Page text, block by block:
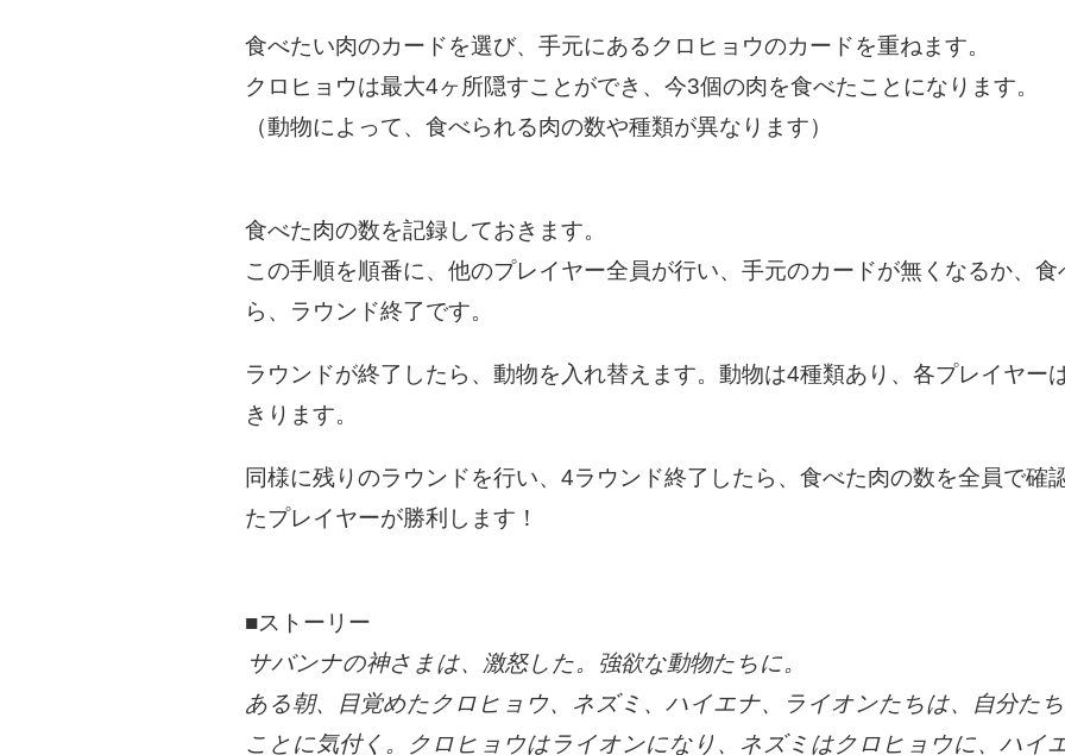
食べたい肉のカードを選び、手元にあるクロヒョウのカードを重ねます。
クロヒョウは最大4ヶ所隠すことができ、今3個の肉を食べたことになります。
（動物によって、食べられる肉の数や種類が異なります）
食べた肉の数を記録しておきます。
この手順を順番に、他のプレイヤー全員が行い、手元のカードが無くなるか、
ら、ラウンド終了です。
ラウンドが終了したら、動物を入れ替えます。動物は4種類あり、各プレイヤー
きります。
同様に残りのラウンドを行い、4ラウンド終了したら、食べた肉の数を全員で確
たプレイヤーが勝利します！
■ストーリー
サバンナの神さまは、激怒した。強欲な動物たちに。
ある朝、目覚めたクロヒョウ、ネズミ、ハイエナ、ライオンたちは、自分た
ことに気付く。クロヒョウはライオンになり、ネズミはクロヒョウに、ハイ